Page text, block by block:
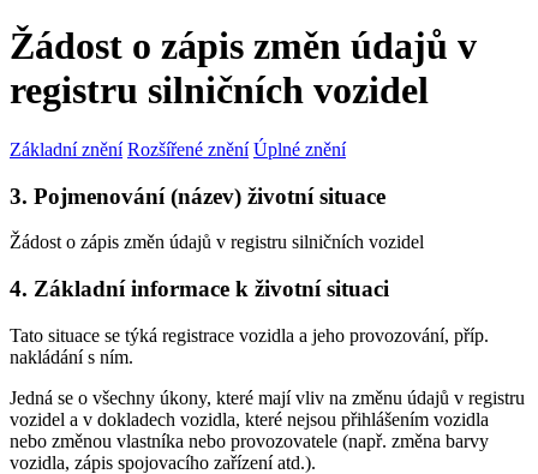
Žádost o zápis změn údajů v
registru silničních vozidel
Základní znění Rozšířené znění Úplné znění
3. Pojmenování (název) životní situace
Žádost o zápis změn údajů v registru silničních vozidel
4. Základní informace k životní situaci
Tato situace se týká registrace vozidla a jeho provozování, příp.
nakládání s ním.
Jedná se o všechny úkony, které mají vliv na změnu údajů v registru
vozidel a v dokladech vozidla, které nejsou přihlášením vozidla
nebo změnou vlastníka nebo provozovatele (např. změna barvy
vozidla, zápis spojovacího zařízení atd.).